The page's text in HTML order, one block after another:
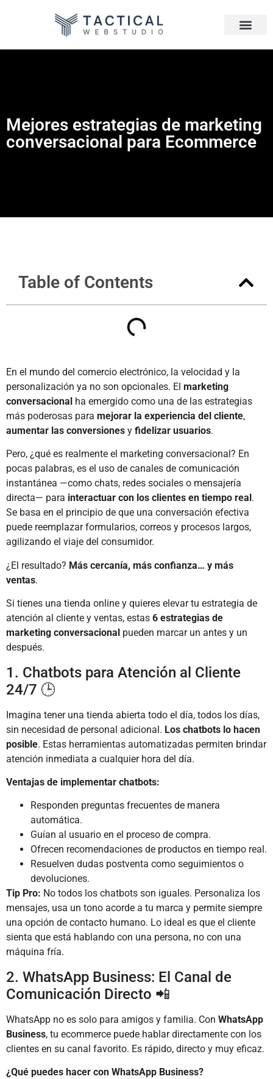
Mejores estrategias de marketing
conversacional para Ecommerce
Table of Contents
En el mundo del comercio electrónico, la velocidad y la
personalización ya no son opcionales. El marketing
conversacional ha emergido como una de las estrategias
más poderosas para mejorar la experiencia del cliente,
aumentar las conversiones y fidelizar usuarios.
Pero, ¿qué es realmente el marketing conversacional? En
pocas palabras, es el uso de canales de comunicación
instantánea —como chats, redes sociales o mensajería
directa— para interactuar con los clientes en tiempo real .
Se basa en el principio de que una conversación efectiva
puede reemplazar formularios, correos y procesos largos,
agilizando el viaje del consumidor.
¿El resultado? Más cercanía, más confianza… y más
ventas.
Si tienes una tienda online y quieres elevar tu estrategia de
atención al cliente y ventas, estas 6 estrategias de
marketing conversacional pueden marcar un antes y un
después.
1. Chatbots para Atención al Cliente
24/7 🕒
Imagina tener una tienda abierta todo el día, todos los días,
sin necesidad de personal adicional. Los chatbots lo hacen
posible. Estas herramientas automatizadas permiten brindar
atención inmediata a cualquier hora del día.
Ventajas de implementar chatbots:
Responden preguntas frecuentes de manera
automática.
Guían al usuario en el proceso de compra.
Ofrecen recomendaciones de productos en tiempo real.
Resuelven dudas postventa como seguimientos o
devoluciones.
Tip Pro: No todos los chatbots son iguales. Personaliza los
mensajes, usa un tono acorde a tu marca y permite siempre
una opción de contacto humano. Lo ideal es que el cliente
sienta que está hablando con una persona, no con una
máquina fría.
2. WhatsApp Business: El Canal de
Comunicación Directo 📲
WhatsApp no es solo para amigos y familia. Con WhatsApp
Business, tu ecommerce puede hablar directamente con los
clientes en su canal favorito. Es rápido, directo y muy eficaz.
¿Qué puedes hacer con WhatsApp Business?